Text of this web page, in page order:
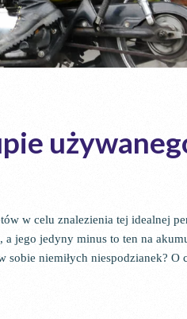
w celu znalezienia tej idealnej
a jego jedyny minus to ten na
sobie niemiłych niespodzianek?